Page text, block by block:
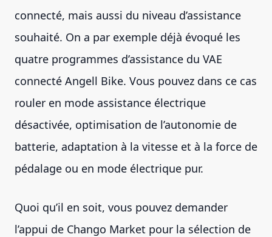
connecté, mais aussi du niveau d’assistance
souhaité. On a par exemple déjà évoqué les
quatre programmes d’assistance du VAE
connecté Angell Bike. Vous pouvez dans ce cas
rouler en mode assistance électrique
désactivée, optimisation de l’autonomie de
batterie, adaptation à la vitesse et à la force de
pédalage ou en mode électrique pur.
Quoi qu’il en soit, vous pouvez demander
l’appui de Chango Market pour la sélection de